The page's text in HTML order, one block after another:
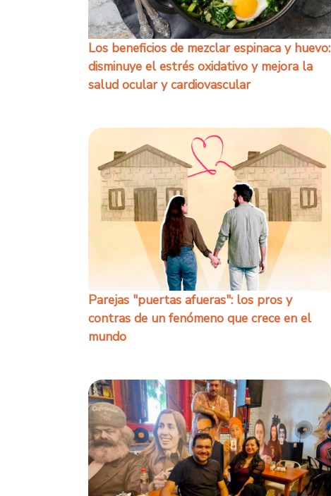
Los beneficios de mezclar espinaca y huevo:
disminuye el estrés oxidativo y mejora la
salud ocular y cardiovascular
Parejas "puertas afueras": los pros y
contras de un fenómeno que crece en el
mundo